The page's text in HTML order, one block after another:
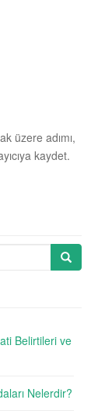
üzere adımı,
kaydet.
Belirtileri ve
Nelerdir?